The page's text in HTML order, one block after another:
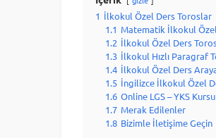
1 İlkokul Özel Ders Toroslar
1.1 Matematik İlkokul
1.2 İlkokul Özel Ders
1.3 İlkokul Hızlı Paragraf
1.4 İlkokul Özel Ders
1.5 İngilizce İlkokul Özel
1.6 Online LGS – YKS
1.7 Merak Edilenler
1.8 Bizimle İletişime Geçin